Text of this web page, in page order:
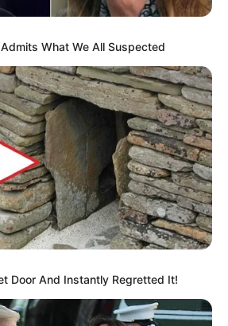
Anti
Konyol
What We All Suspected
Door And Instantly Regretted It!